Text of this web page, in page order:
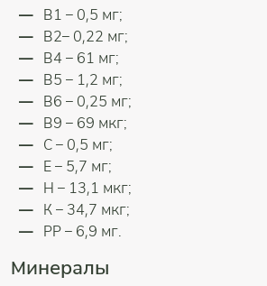
В1 – 0,5 мг;
В2– 0,22 мг;
В4 – 61 мг;
В5 – 1,2 мг;
В6 – 0,25 мг;
В9 – 69 мкг;
С – 0,5 мг;
Е – 5,7 мг;
Н – 13,1 мкг;
К – 34,7 мкг;
РР – 6,9 мг.
Минералы